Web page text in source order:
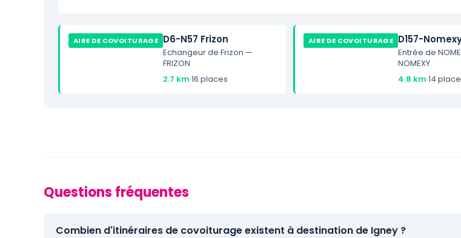
AIRE DE COVOITURAGE D6-N57 Frizon
Echangeur de Frizon —
FRIZON
2.7 km·16 places
AIRE DE COVOITURAGE D157-
Entrée de
NOMEXY
4.8 km·14
Questions fréquentes
Combien d'itinéraires de covoiturage existent à destination de Igney ?